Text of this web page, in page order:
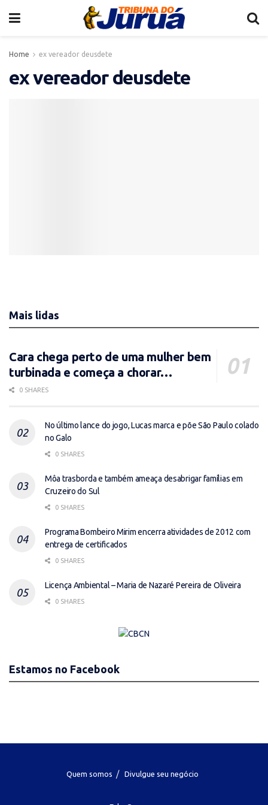
Home ex vereador deusdete
ex vereador deusdete
Mais lidas
Cara chega perto de uma mulher bem
turbinada e começa a chorar…
0 SHARES
No último lance do jogo, Lucas marca e põe São Paulo colado
no Galo
0 SHARES
Môa trasborda e também ameaça desabrigar famílias em
Cruzeiro do Sul
0 SHARES
Programa Bombeiro Mirim encerra atividades de 2012 com
entrega de certificados
0 SHARES
Licença Ambiental – Maria de Nazaré Pereira de Oliveira
0 SHARES
Estamos no Facebook
Quem somos Divulgue seu negócio